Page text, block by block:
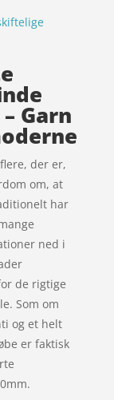
Garn
der er,
om, at
har
ned i
de rigtige
Som om
og et helt
er faktisk